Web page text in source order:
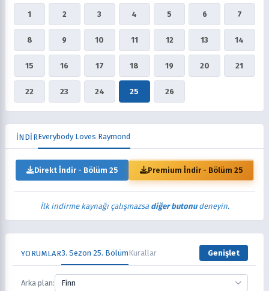
1 2 3 4 5 6 7
8 9 10 11 12 13 14
15 16 17 18 19 20 21
22 23 24 25 26
İNDİREverybody Loves Raymond
Direkt İndir - Bölüm 25 Premium İndir - Bölüm 25
İlk indirme kaynağı çalışmazsa diğer butonudeneyin.
YORUMLAR3. Sezon 25. BölümKurallar Genişlet
Arka plan: Finn